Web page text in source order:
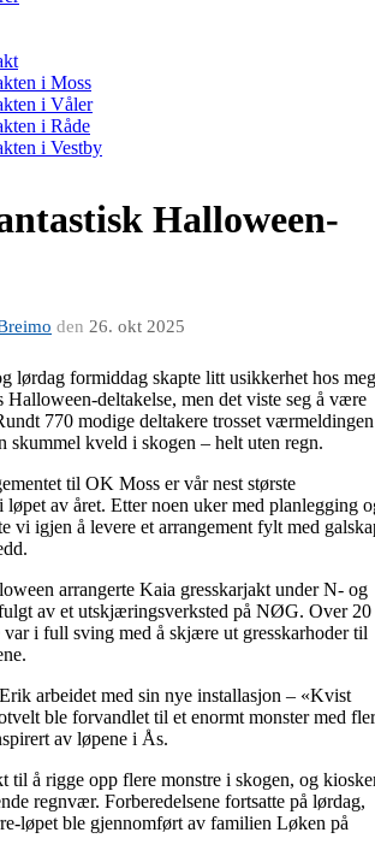
i Moss
i Våler
i Råde
i Vestby
Halloween-
den 26. okt 2025
lørdag formiddag skapte litt usikkerhet hos meg
Halloween-deltakelse, men det viste seg å være
770 modige deltakere trosset værmeldingen
skummel kveld i skogen – helt uten regn.
til OK Moss er vår nest største
løpet av året. Etter noen uker med planlegging
vi igjen å levere et arrangement fylt med
arrangerte Kaia gresskarjakt under N- og
av et utskjæringsverksted på NØG. Over 20
var i full sving med å skjære ut gresskarhoder til
arbeidet med sin nye installasjon – «Kvist
ble forvandlet til et enormt monster med
av løpene i Ås.
til å rigge opp flere monstre i skogen, og
regnvær. Forberedelsene fortsatte på lørdag,
løpet ble gjennomført av familien Løken på